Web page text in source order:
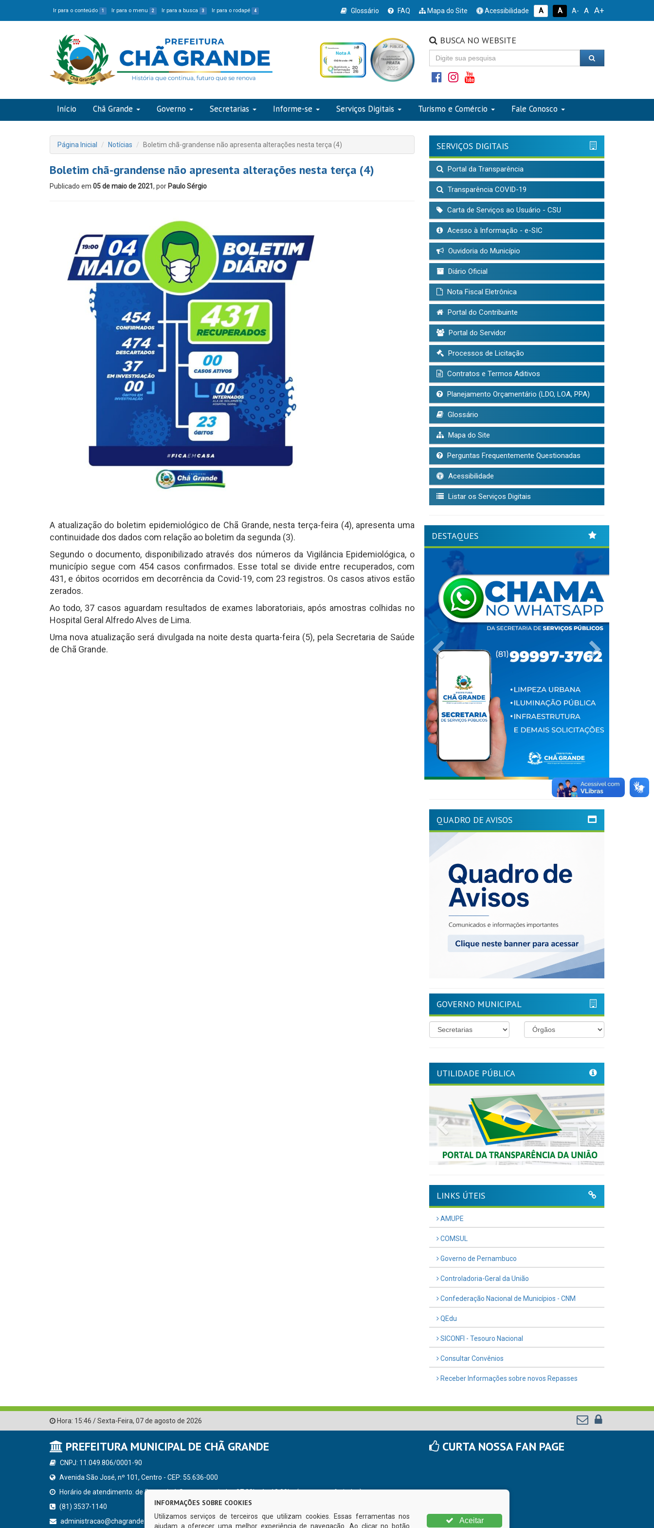
Ir para o conteúdo 1 Ir para o menu 2 Ir para a busca 3 Ir para o rodapé 4 Glossário FAQ Mapa do Site Acessibilidade A A A- A A+
BUSCA NO WEBSITE
Início Chã Grande Governo Secretarias Informe-se Serviços Digitais Turismo e Comércio Fale Conosco
Página Inicial Notícias Boletim chã-grandense não apresenta alterações nesta terça (4)
Boletim chã-grandense não apresenta alterações nesta terça (4)
Publicado em 05 de maio de 2021 , por Paulo Sérgio
A atualização do boletim epidemiológico de Chã Grande, nesta terça-feira (4), apresenta uma
continuidade dos dados com relação ao boletim da segunda (3).
Segundo o documento, disponibilizado através dos números da Vigilância Epidemiológica, o
município segue com 454 casos confirmados. Esse total se divide entre recuperados, com
431, e óbitos ocorridos em decorrência da Covid-19, com 23 registros. Os casos ativos estão
zerados.
Ao todo, 37 casos aguardam resultados de exames laboratoriais, após amostras colhidas no
Hospital Geral Alfredo Alves de Lima.
Uma nova atualização será divulgada na noite desta quarta-feira (5), pela Secretaria de Saúde
de Chã Grande.
SERVIÇOS DIGITAIS
Portal da Transparência
Transparência COVID-19
Carta de Serviços ao Usuário - CSU
Acesso à Informação - e-SIC
Ouvidoria do Município
Diário Oficial
Nota Fiscal Eletrônica
Portal do Contribuinte
Portal do Servidor
Processos de Licitação
Contratos e Termos Aditivos
Planejamento Orçamentário (LDO, LOA, PPA)
Glossário
Mapa do Site
Perguntas Frequentemente Questionadas
Acessibilidade
Listar os Serviços Digitais
DESTAQUES
Previous
QUADRO DE AVISOS
GOVERNO MUNICIPAL
UTILIDADE PÚBLICA
Previous
LINKS ÚTEIS
AMUPE
COMSUL
Governo de Pernambuco
Controladoria-Geral da União
Confederação Nacional de Municípios - CNM
QEdu
SICONFI - Tesouro Nacional
Consultar Convênios
Receber Informações sobre novos Repasses
Hora: 15:46 /Sexta-Feira, 07 de agosto de 2026
PREFEITURA MUNICIPAL DE CHÃ GRANDE
CNPJ: 11.049.806/0001-90
Avenida São José, nº 101, Centro - CEP: 55.636-000
Horário de atendimento: de Segunda à Sexta, a partir das 07:00hs às 13:00hs (exceto nos feriados)
(81) 3537-1140
administracao@chagrande.pe.gov.br
CURTA NOSSA FAN PAGE
INFORMAÇÕES SOBRE COOKIES
Utilizamos serviços de terceiros que utilizam cookies. Essas ferramentas nos
ajudam a oferecer uma melhor experiência de navegação. Ao clicar no botão
Aceitar